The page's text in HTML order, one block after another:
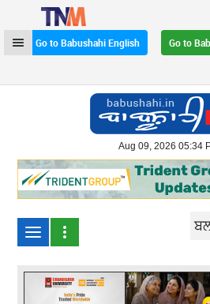
Go to Babushahi English
Go to
Aug 09, 2026 05:34